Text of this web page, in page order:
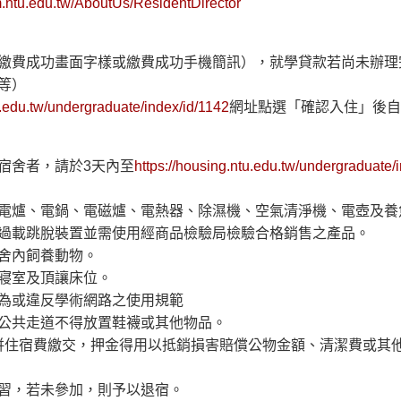
AboutUs/ResidentDirector
費成功畫面字樣或繳費成功手機簡訊），就學貸款若尚未辦
）
undergraduate/index/id/1142網址點選「確認入住」後
舍者，請於3天內至https://housing.ntu.edu.tw/undergraduate/
爐、電鍋、電磁爐、電熱器、除濕機、空氣清淨機、電壺及
載跳脫裝置並需使用經商品檢驗局檢驗合格銷售之產品。
內飼養動物。
室及頂讓床位。
或違反學術網路之使用規範
共走道不得放置鞋襪或其他物品。
宿費繳交，押金得用以抵銷損害賠償公物金額、清潔費或其
，若未參加，則予以退宿。